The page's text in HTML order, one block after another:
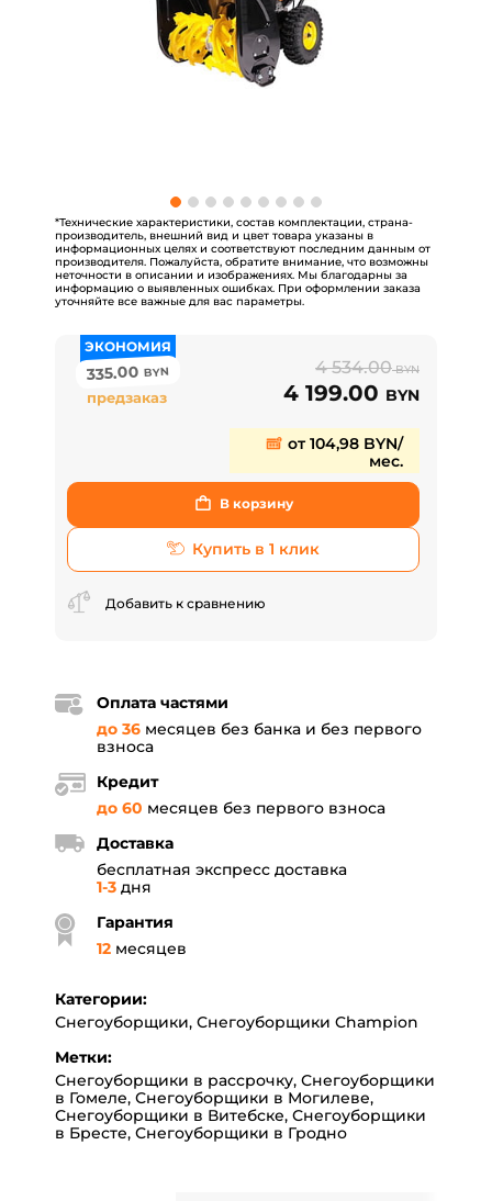
*Технические характеристики, состав комплектации, страна-
производитель, внешний вид и цвет товара указаны в
информационных целях и соответствуют последним данным от
производителя. Пожалуйста, обратите внимание, что возможны
неточности в описании и изображениях. Мы благодарны за
информацию о выявленных ошибках. При оформлении заказа
уточняйте все важные для вас параметры.
ЭКОНОМИЯ
335.00BYN
предзаказ
4 534.00BYN
4 199.00 BYN
от 104,98 BYN/
мес.
В корзину
Купить в 1 клик
Добавить к сравнению
Оплата частями
до 36 месяцев без банка и без первого
взноса
Кредит
до 60 месяцев без первого взноса
Доставка
бесплатная экспресс доставка
1-3 дня
Гарантия
12 месяцев
Категории:
Снегоуборщики, Снегоуборщики Champion
Метки:
Снегоуборщики в рассрочку, Снегоуборщики
в Гомеле, Снегоуборщики в Могилеве,
Снегоуборщики в Витебске, Снегоуборщики
в Бресте, Снегоуборщики в Гродно